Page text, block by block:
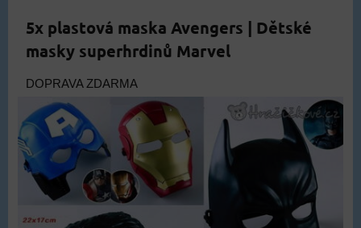
5x plastová maska Avengers | Dětské
masky superhrdinů Marvel
DOPRAVA ZDARMA